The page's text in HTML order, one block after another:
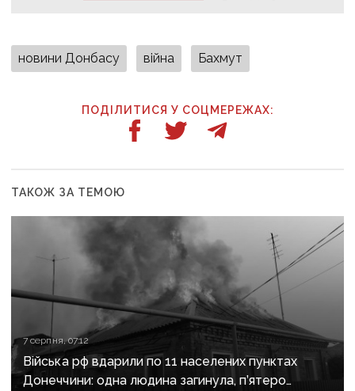
новини Донбасу війна Бахмут
ПОДІЛИТИСЯ У СОЦМЕРЕЖАХ:
ТАКОЖ ЗА ТЕМОЮ
7 серпня, 07:12
Війська рф вдарили по 11 населених пунктах
Донеччини: одна людина загинула, п’ятеро